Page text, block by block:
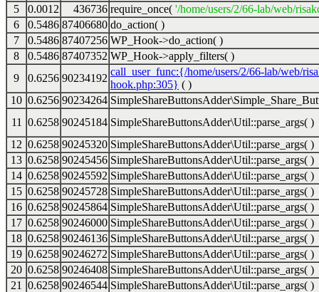
5
0.0012 436736 require_once( '/home/users/2/66-lab/web/
6
0.5486 87406680 do_action( )
7
0.5486 87407256 WP_Hook->do_action( )
8
0.5486 87407352 WP_Hook->apply_filters( )
9
0.6256 90234192
call_user_func:{/home/users/2/66-lab/web/
hook.php:305} ( )
10 0.6256 90234264
11
0.6258 90245184 SimpleShareButtonsAdder\Util::parse_args( )
12 0.6258 90245320 SimpleShareButtonsAdder\Util::parse_args( )
13 0.6258 90245456 SimpleShareButtonsAdder\Util::parse_args( )
14 0.6258 90245592 SimpleShareButtonsAdder\Util::parse_args( )
15 0.6258 90245728 SimpleShareButtonsAdder\Util::parse_args( )
16 0.6258 90245864 SimpleShareButtonsAdder\Util::parse_args( )
17 0.6258 90246000 SimpleShareButtonsAdder\Util::parse_args( )
18 0.6258 90246136 SimpleShareButtonsAdder\Util::parse_args( )
19 0.6258 90246272 SimpleShareButtonsAdder\Util::parse_args( )
20 0.6258 90246408 SimpleShareButtonsAdder\Util::parse_args( )
21
0.6258 90246544 SimpleShareButtonsAdder\Util::parse_args( )